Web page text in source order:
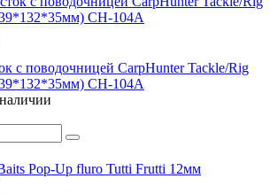
с поводочницей CarpHunter Tackle/Rig
CH-104A